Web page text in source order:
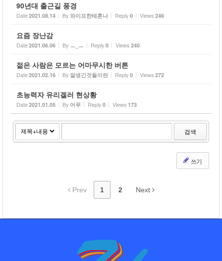
90년대 출근길 풍경
Date2021.08.14 By 와이프한테혼나 Reply 0 Views 246
요즘 장난감
Date2021.06.06 By ㅡ_ㅡ Reply 0 Views 240
젊은 사람은 모르는 어마무시한 버튼
Date2021.02.16 By 잘생긴것들이란 Reply 0 Views 272
초능력자 유리겔러 현상황
Date2021.01.05 By 어푸 Reply 0 Views 173
검색
쓰기
Prev 1 2 Next